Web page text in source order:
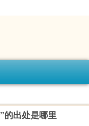
的出处是哪里